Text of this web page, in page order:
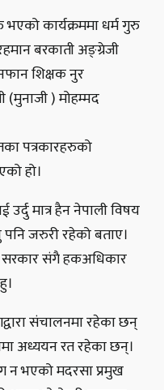
कार्यक्रममा धर्म गुरु
बरकाती अङ्ग्रेजी
शिक्षक नुर
(मुनाजी ) मोहम्मद
पत्रकारहरुको
हो।
उर्दु मात्र हैन नेपाली विषय
जरुरी रहेको बताए।
सरकार संगै हकअधिकार
संचालनमा रहेका छन्
अध्ययन रत रहेका छन्।
न भएको मदरसा प्रमुख